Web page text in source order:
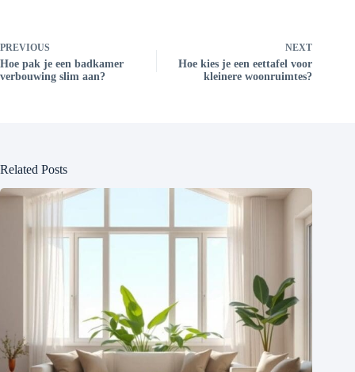
PREVIOUS
Hoe pak je een badkamer
verbouwing slim aan?
NEXT
Hoe kies je een eettafel voor
kleinere woonruimtes?
Related Posts